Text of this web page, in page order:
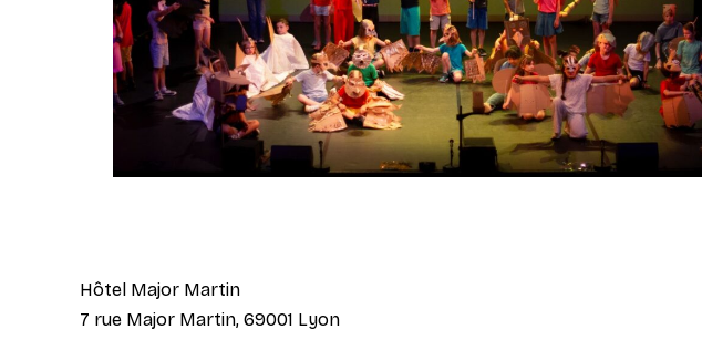
Hôtel Major Martin
7 rue Major Martin, 69001 Lyon